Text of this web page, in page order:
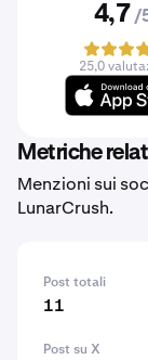
4,7 /
25,0
Metriche
Menzioni sui
LunarCrush.
Post totali
11
Post su X